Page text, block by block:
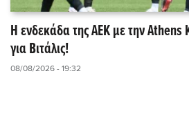
Η ενδεκάδα της ΑΕΚ με την
για Βιτάλις!
08/08/2026 - 19:32